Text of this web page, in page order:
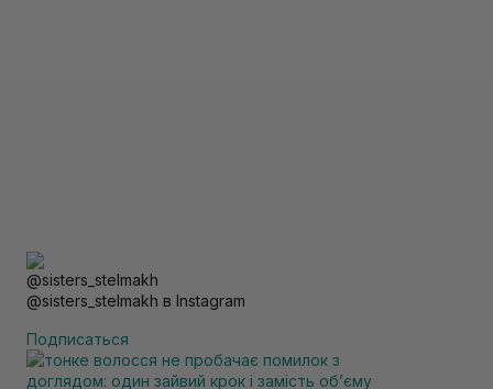
@sisters_stelmakh в Instagram
Подписаться